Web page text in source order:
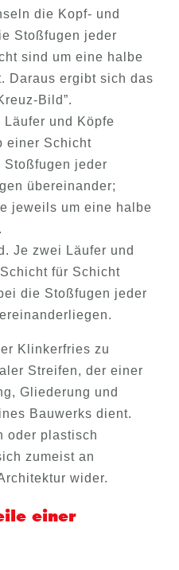
die Kopf- und
Stoßfugen jeder
sind um eine halbe
Daraus ergibt sich das
Bild”.
Läufer und Köpfe
einer Schicht
Stoßfugen jeder
übereinander;
jeweils um eine halbe
Je zwei Läufer und
für Schicht
die Stoßfugen jeder
Klinkerfries zu
Streifen, der einer
Gliederung und
Bauwerks dient.
oder plastisch
zumeist an
wider.
einer